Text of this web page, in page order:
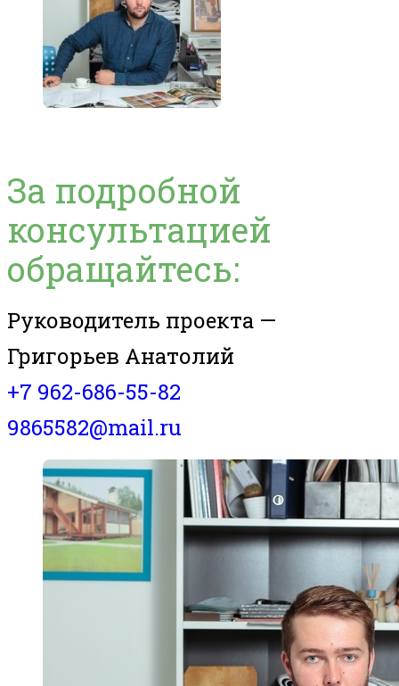
За подробной
консультацией
обращайтесь:
Руководитель проекта —
Григорьев Анатолий
+7 962-686-55-82
9865582@mail.ru